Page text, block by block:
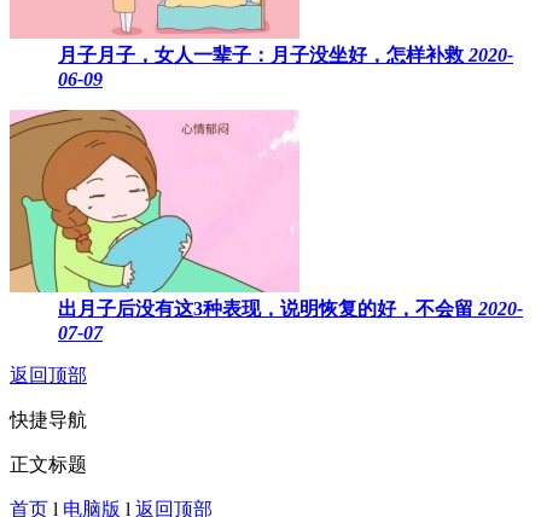
月子月子，女人一辈子：月子没坐好，怎样补救 2020-
06-09
出月子后没有这3种表现，说明恢复的好，不会留 2020-
07-07
返回顶部
快捷导航
正文标题
首页 l 电脑版 l 返回顶部